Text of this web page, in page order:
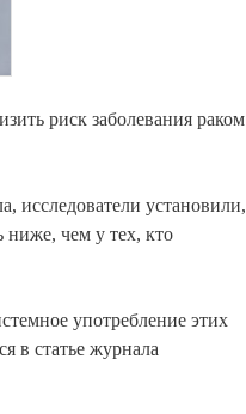
риск заболевания раком
исследователи установили,
ниже, чем у тех, кто
употребление этих
в статье журнала